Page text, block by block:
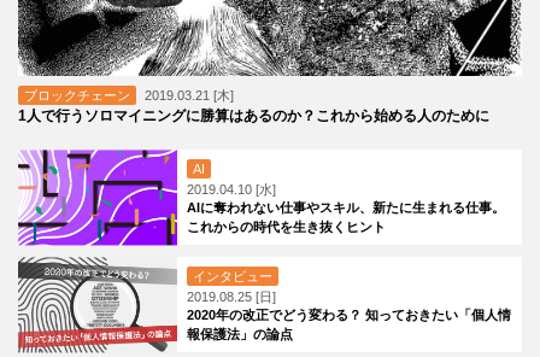
ブロックチェーン 2019.03.21 [木]
1人で行うソロマイニングに勝算はあるのか？これから始める人のために
AI
2019.04.10 [水]
AIに奪われない仕事やスキル、新たに生まれる仕事。
これからの時代を生き抜くヒント
インタビュー
2019.08.25 [日]
2020年の改正でどう変わる？ 知っておきたい「個人情
報保護法」の論点